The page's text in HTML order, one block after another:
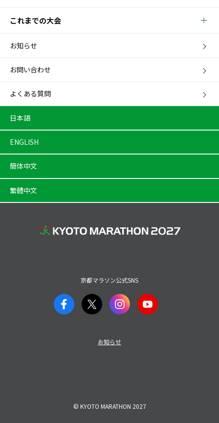
これまでの大会
お知らせ
お問い合わせ
よくある質問
日本語
ENGLISH
簡体中文
繁體中文
京都マラソン公式SNS
お知らせ
© KYOTO MARATHON 2027